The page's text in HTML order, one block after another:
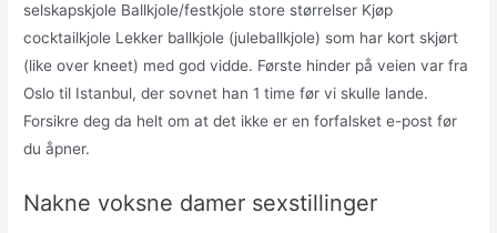
selskapskjole Ballkjole/festkjole store størrelser Kjøp
cocktailkjole Lekker ballkjole (juleballkjole) som har kort skjørt
(like over kneet) med god vidde. Første hinder på veien var fra
Oslo til Istanbul, der sovnet han 1 time før vi skulle lande.
Forsikre deg da helt om at det ikke er en forfalsket e-post før
du åpner.
Nakne voksne damer sexstillinger